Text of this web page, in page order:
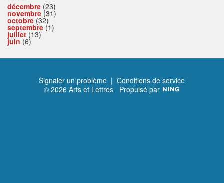
décembre (23)
novembre (31)
octobre (32)
septembre (1)
juillet (13)
juin (6)
Signaler un problème | Conditions de service
© 2026 Arts et Lettres Propulsé par